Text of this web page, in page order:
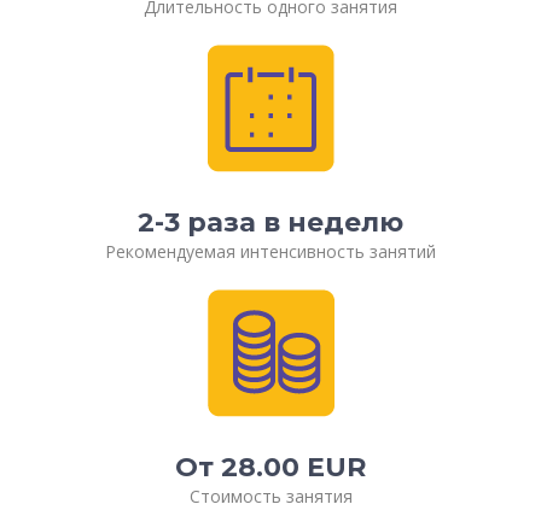
Длительность одного занятия
2-3 раза в неделю
Рекомендуемая интенсивность занятий
От 28.00 EUR
Стоимость занятия